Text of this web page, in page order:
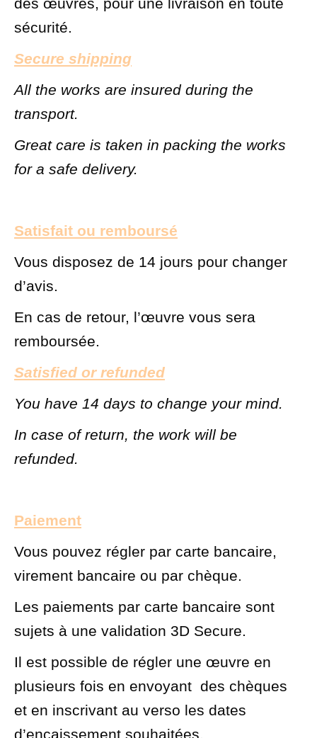
sécurité.
Secure shipping
All the works are insured during the
transport.
Great care is taken in packing the works
for a safe delivery.
Satisfait ou remboursé
Vous disposez de 14 jours pour changer
d’avis.
En cas de retour, l’œuvre vous sera
remboursée.
Satisfied or refunded
You have 14 days to change your mind.
In case of return, the work will be
refunded.
Paiement
Vous pouvez régler par carte bancaire,
virement bancaire ou par chèque.
Les paiements par carte bancaire sont
sujets à une validation 3D Secure.
Il est possible de régler une œuvre en
plusieurs fois en envoyant des chèques
et en inscrivant au verso les dates
d’encaissement souhaitées.